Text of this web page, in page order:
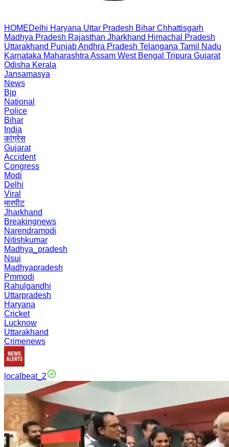
HOMEDelhi Haryana Uttar Pradesh Bihar Chhattisgarh
Madhya Pradesh Rajasthan Jharkhand Himachal Pradesh
Uttarakhand PunjabAndhra Pradesh Telangana Tamil Nadu
Karnataka Maharashtra Assam West Bengal Tripura Gujarat
Odisha Kerala
Jansamasya
News
Bjp
National
Police
Bihar
India
कांग्रेस
Gujarat
Accident
Congress
Modi
Delhi
Viral
मारपीट
Jharkhand
Breakingnews
Narendramodi
Nitishkumar
Madhya_pradesh
Nsui
Madhyapradesh
Pmmodi
Rahulgandhi
Uttarpradesh
Haryana
Cricket
Lucknow
Uttarakhand
Crimenews
localbeat_2